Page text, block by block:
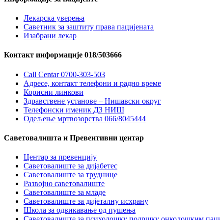
Лекарска уверења
Саветник за заштиту права пацијената
Изабрани лекар
Контакт информације 018/503666
Call Centar 0700-303-503
Адресe, контакт телефони и радно време
Корисни линкови
Здравствене установе – Нишавски округ
Телефонски именик ДЗ НИШ
Одељење мртвозорства 066/8045444
Саветовалишта и Превентивни центар
Центар за превенцију
Саветовалиште за дијабетес
Саветовалиште за труднице
Развојно саветовалиште
Саветовалиште за младе
Саветовалиште за дијеталну исхрану
Школа за одвикавање од пушења